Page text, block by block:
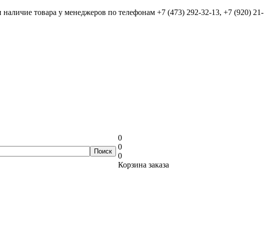
товара у менеджеров по телефонам +7 (473) 292-32-13, +7 (920) 21-
0
0
0
Корзина заказа